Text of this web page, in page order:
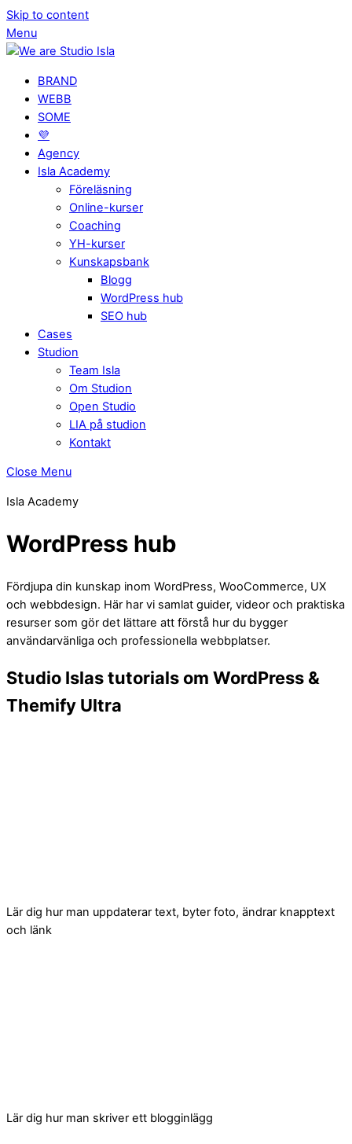
Skip to content
Menu
BRAND
WEBB
SOME
💜
Agency
Isla Academy
Föreläsning
Online-kurser
Coaching
YH-kurser
Kunskapsbank
Blogg
WordPress hub
SEO hub
Cases
Studion
Team Isla
Om Studion
Open Studio
LIA på studion
Kontakt
Close Menu
Isla Academy
WordPress hub
Fördjupa din kunskap inom WordPress, WooCommerce, UX
och webbdesign. Här har vi samlat guider, videor och praktiska
resurser som gör det lättare att förstå hur du bygger
användarvänliga och professionella webbplatser.
Studio Islas tutorials om WordPress &
Themify Ultra
Lär dig hur man uppdaterar text, byter foto, ändrar knapptext
och länk
Lär dig hur man skriver ett blogginlägg